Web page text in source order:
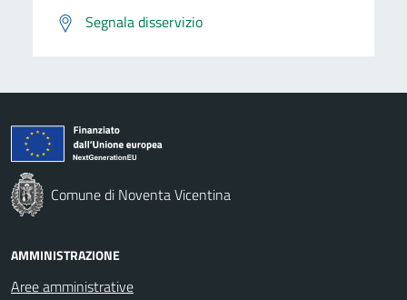
Segnala disservizio
Comune di Noventa Vicentina
AMMINISTRAZIONE
Aree amministrative